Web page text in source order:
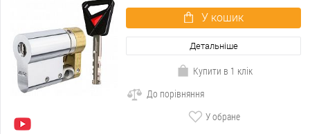
У кошик
Детальніше
Купити в 1 клік
До порівняння
У обране